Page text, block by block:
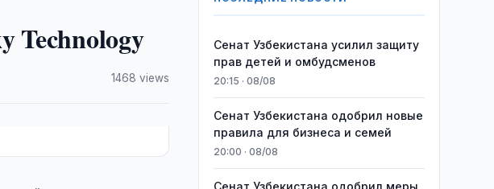
Technology
1468 views
Сенат Узбекистана усилил защиту
прав детей и омбудсменов
20:15 · 08/08
Сенат Узбекистана одобрил новые
правила для бизнеса и семей
20:00 · 08/08
Сенат Узбекистана одобрил меры